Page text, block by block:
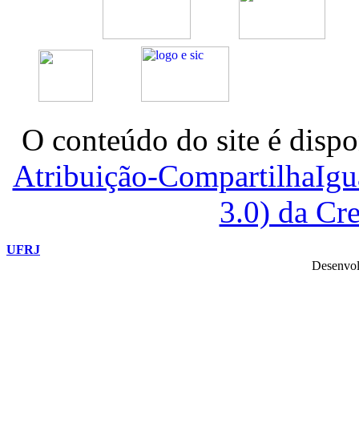
O conteúdo do site é
Atribuição-
3.0) da
UFRJ